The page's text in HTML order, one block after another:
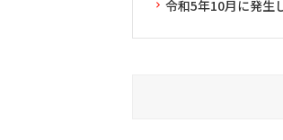
令和5年10月に発生